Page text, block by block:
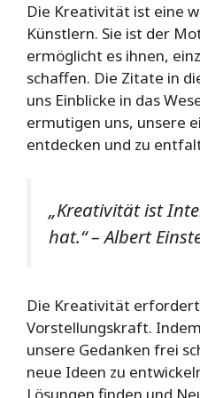
Die Kreativität ist eine
Künstlern. Sie ist der
ermöglicht es ihnen,
schaffen. Die Zitate in
uns Einblicke in das
ermutigen uns, unsere
entdecken und zu
„Kreativität ist
hat.“ – Albert
Die Kreativität
Vorstellungskraft.
unsere Gedanken frei
neue Ideen zu